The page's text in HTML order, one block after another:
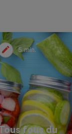
5 min.
fous du